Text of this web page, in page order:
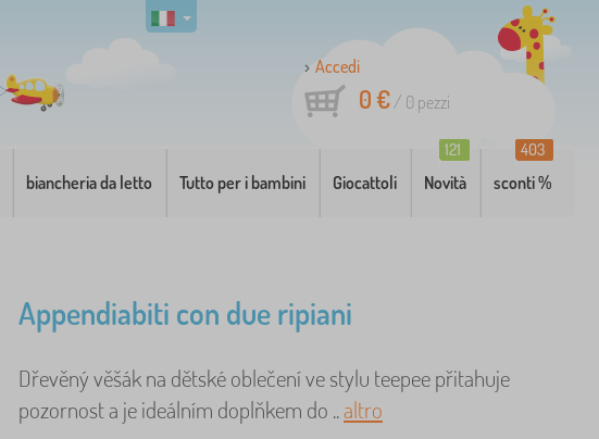
Accedi
0 €/ 0 pezzi
biancheria da letto Tutto per i bambini Giocattoli Novità
121
sconti %
403
Appendiabiti con due ripiani
Dřevěný věšák na dětské oblečení ve stylu teepee přitahuje
pozornost a je ideálním doplňkem do ..altro